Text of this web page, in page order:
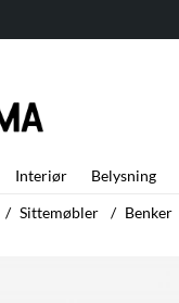
Interiør Belysning
Sittemøbler Benker
'Ischia' - Natur